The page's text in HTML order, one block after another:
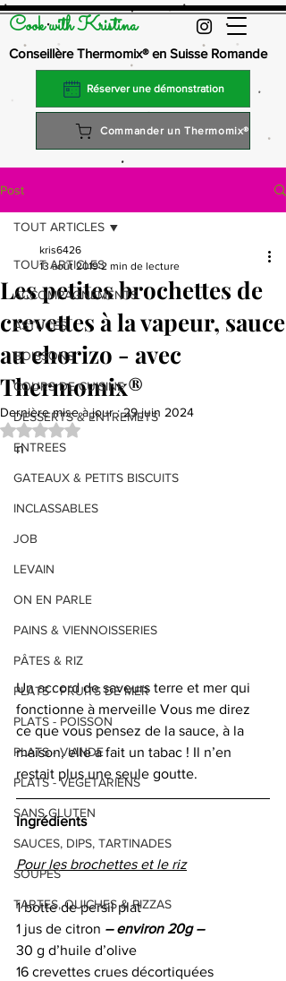
Cook with Kristina
Conseillère Thermomix® en Suisse Romande
Réserver une démonstration
Commander un Thermomix®
Post
TOUT ARTICLES
ACCOMPAGNEMENTS
ASTUCES
BOISSONS
COURS DE CUISINE
DESSERTS & ENTREMETS
ENTREES
GATEAUX & PETITS BISCUITS
INCLASSABLES
JOB
LEVAIN
ON EN PARLE
PAINS & VIENNOISSERIES
PÂTES & RIZ
PLATS - FRUITS DE MER
PLATS - POISSON
PLATS - VIANDE
PLATS - VEGETARIENS
SANS GLUTEN
SAUCES, DIPS, TARTINADES
SOUPES
TARTES, QUICHES & PIZZAS
TOUT ARTICLES
Les petites brochettes de
crevettes à la vapeur, sauce
au chorizo - avec
Thermomix®
kris6426
13 août 2019 2 min de lecture
Dernière mise à jour :29 juin 2024
Noté NaN étoiles sur 5.
n
Un accord de saveurs terre et mer qui
fonctionne à merveille Vous me direz
ce que vous pensez de la sauce, à la
maison, elle a fait un tabac ! Il n’en
restait plus une seule goutte.
Ingrédients
Pour les brochettes et le riz
1 botte de persil plat
1 jus de citron – environ 20g –
30 g d’huile d’olive
16 crevettes crues décortiquées